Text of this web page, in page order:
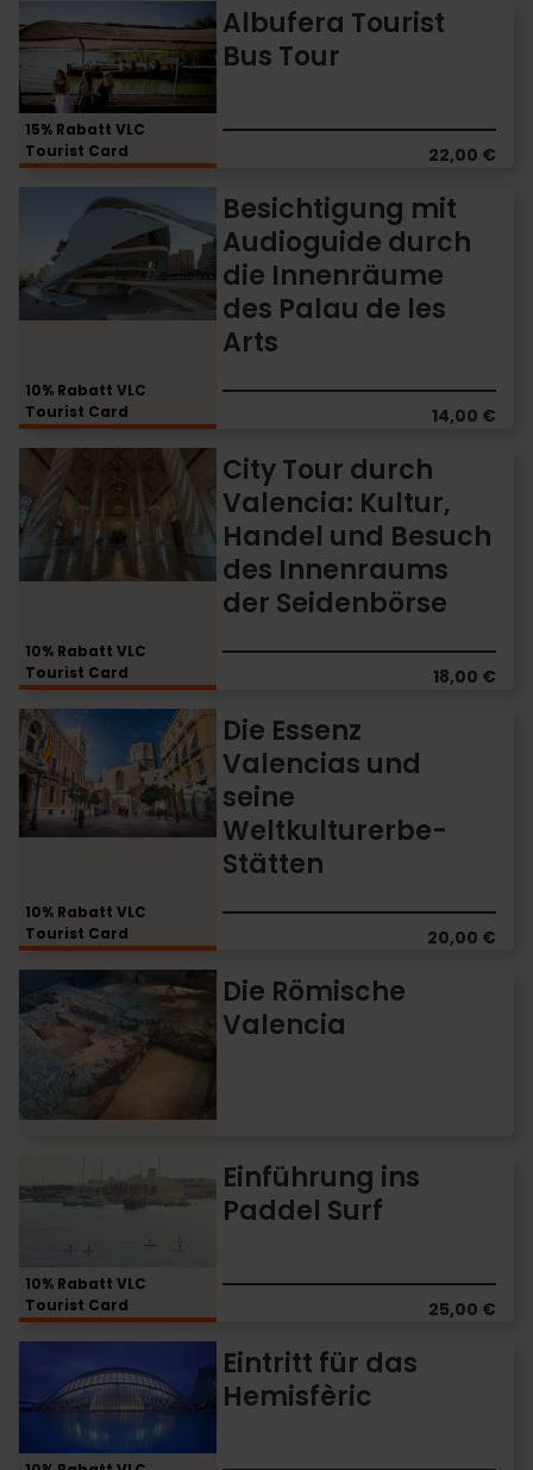
15% Rabatt VLC
Tourist Card
Albufera Tourist
Bus Tour
22,00 €
Tourist
Bus
Tour
10% Rabatt VLC
Tourist Card
Besichtigung mit
Audioguide durch
die Innenräume
des Palau de les
Arts
14,00 €
Besichtigung
Audioguide
durch
die
Innenräume
de
les
Arts
10% Rabatt VLC
Tourist Card
City Tour durch
Valencia: Kultur,
Handel und Besuch
des Innenraums
der Seidenbörse
18,00 €
City
durch
Valencia:
Kultur,
Handel
des
Innenraums
der
Seidenbörse
10% Rabatt VLC
Tourist Card
Die Essenz
Valencias und
seine
Weltkulturerbe-
Stätten
20,00 €
Die
Essenz
Valencias
und
seine
Die Römische
Valencia
Römische
Valencia
10% Rabatt VLC
Tourist Card
Einführung ins
Paddel Surf
25,00 €
ins
Eintritt für das
Hemisfèric
das
Hemisfèric